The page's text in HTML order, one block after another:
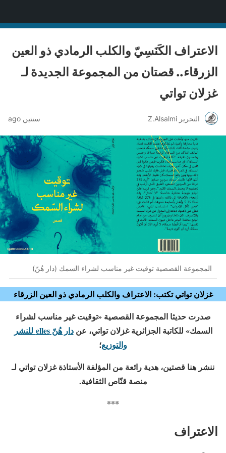
الاعتراف الكَنَسِيّ والكلب الرمادي ذو العين
الزرقاء.. قصتان من المجموعة الجديدة لـ
غزلان تواتي
التحرير Z.Alsalmi سنتين ago
المجموعة القصصية توقيت غير مناسب لشراء السمك (دار هُنّ)
غزلان تواتي تكتب: الاعتراف والكلب الرمادي ذو العين الزرقاء
صدرت حديثا المجموعة القصصية «توقيت غير مناسب لشراء
السمك» للكاتبة الجزائرية غزلان تواتي، عن
دار هُنّ elles للنشر
والتوزيع؛
ننشر هنا قصتين، هدية رائعة من المؤلفة الأستاذة غزلان تواتي لـ
منصة قنّاص الثقافية.
***
الاعتراف